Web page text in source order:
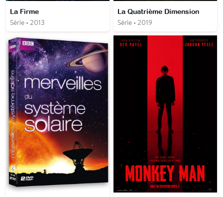
La Firme
Série • 2013
La Quatrième Dimension
Série • 2019